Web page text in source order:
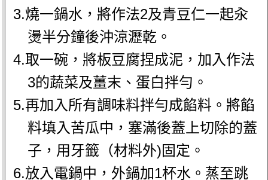
3.燒一鍋水，將作法2及青豆仁一起汆
燙半分鐘後沖涼瀝乾。
4.取一碗，將板豆腐捏成泥，加入作法
3的蔬菜及薑末、蛋白拌勻。
5.再加入所有調味料拌勻成餡料。將餡
料填入苦瓜中，塞滿後蓋上切除的蓋
子，用牙籤（材料外)固定。
6.放入電鍋中，外鍋加1杯水。蒸至跳